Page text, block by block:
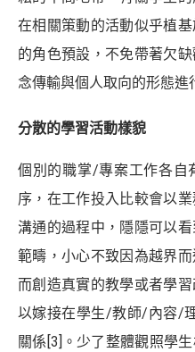
在相關策動的活動似乎植基
的角色預設，不免帶著欠
念傳輸與個人取向的形態進
分散的學習活動樣貌
個別的職掌/專案工作各自
序，在工作投入比較會以
溝通的過程中，隱隱可以
範疇，小心不致因為越界
而創造真實的教學或者學
以嫁接在學生/教師/內容/
關係 [3] 。少了整體觀照學